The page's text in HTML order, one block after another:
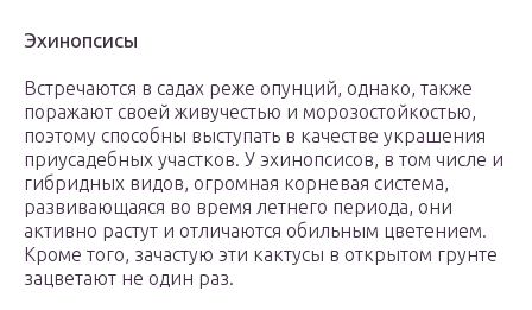
Эхинопсисы
Встречаются в садах реже опунций, однако, также
поражают своей живучестью и морозостойкостью,
поэтому способны выступать в качестве украшения
приусадебных участков. У эхинопсисов, в том числе и
гибридных видов, огромная корневая система,
развивающаяся во время летнего периода, они
активно растут и отличаются обильным цветением.
Кроме того, зачастую эти кактусы в открытом грунте
зацветают не один раз.